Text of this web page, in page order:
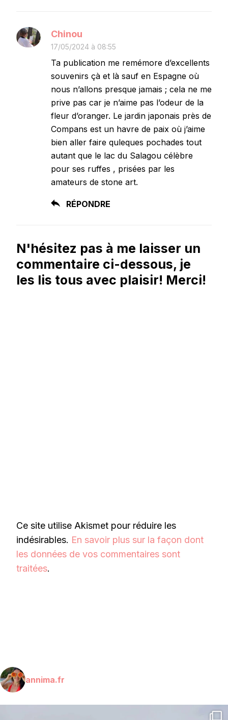
Chinou
17/05/2024 à 08:55
Ta publication me remémore d’excellents
souvenirs çà et là sauf en Espagne où
nous n’allons presque jamais ; cela ne me
prive pas car je n’aime pas l’odeur de la
fleur d’oranger. Le jardin japonais près de
Compans est un havre de paix où j’aime
bien aller faire quleques pochades tout
autant que le lac du Salagou célèbre
pour ses ruffes , prisées par les
amateurs de stone art.
RÉPONDRE
N'hésitez pas à me laisser un
commentaire ci-dessous, je
les lis tous avec plaisir! Merci!
Ce site utilise Akismet pour réduire les
indésirables. En savoir plus sur la façon dont
les données de vos commentaires sont
traitées.
annima.fr